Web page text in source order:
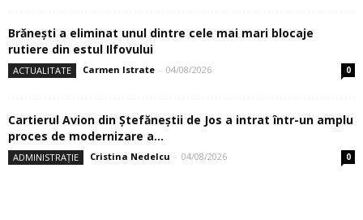
Brănești a eliminat unul dintre cele mai mari blocaje
rutiere din estul Ilfovului
ACTUALITATE Carmen Istrate - 04/08/2026 0
Cartierul Avion din Ştefăneştii de Jos a intrat într-un amplu
proces de modernizare a...
ADMINISTRAȚIE Cristina Nedelcu - 04/08/2026 0